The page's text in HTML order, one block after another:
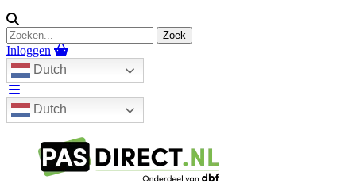
Inloggen
Dutch
Dutch